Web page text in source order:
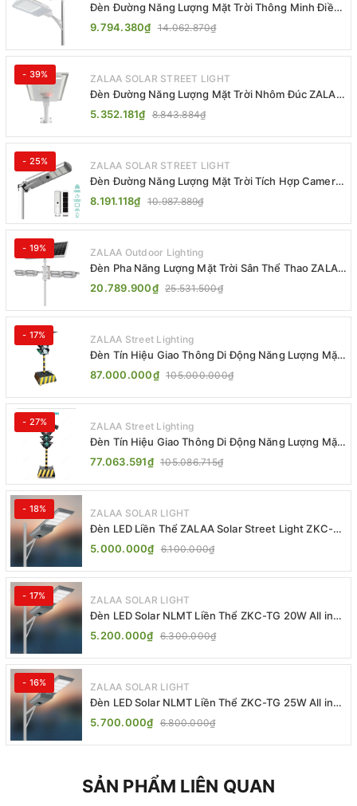
Đèn Đường Năng Lượng Mặt Trời Thông Minh Điều
Khiển MPPT ZL-GMX01 ZALAA
9.794.380₫ 14.062.870₫
- 39% ZALAA SOLAR STREET LIGHT
Đèn Đường Năng Lượng Mặt Trời Nhôm Đúc ZALAA
ZL-BWH Cao Cấp IP65
5.352.181₫ 8.843.884₫
- 25% ZALAA SOLAR STREET LIGHT
Đèn Đường Năng Lượng Mặt Trời Tích Hợp Camera
ZALAA ZL-BJ04-CCTV (80W, IP65)
8.191.118₫ 10.987.889₫
- 19% ZALAA Outdoor Lighting
Đèn Pha Năng Lượng Mặt Trời Sân Thể Thao ZALAA
Jsc Chống Nước IP65 Cao Cấp
20.789.900₫ 25.531.500₫
- 17% ZALAA Street Lighting
Đèn Tín Hiệu Giao Thông Di Động Năng Lượng Mặt
Trời ZALAA ZL-300A-D
87.000.000₫ 105.000.000₫
- 27% ZALAA Street Lighting
Đèn Tín Hiệu Giao Thông Di Động Năng Lượng Mặt
Trời ZALAA ZL-409300C
77.063.591₫ 105.086.715₫
- 18% ZALAA SOLAR LIGHT
Đèn LED Liền Thể ZALAA Solar Street Light ZKC-
TG 20W 25W 30W All In One
5.000.000₫ 6.100.000₫
- 17% ZALAA SOLAR LIGHT
Đèn LED Solar NLMT Liền Thể ZKC-TG 20W All in
One | ZALAA Street Light
5.200.000₫ 6.300.000₫
- 16% ZALAA SOLAR LIGHT
Đèn LED Solar NLMT Liền Thể ZKC-TG 25W All in
One | ZALAA Street Light
5.700.000₫ 6.800.000₫
SẢN PHẨM LIÊN QUAN